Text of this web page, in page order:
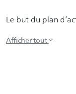
Le but du plan
afin de réaliser la